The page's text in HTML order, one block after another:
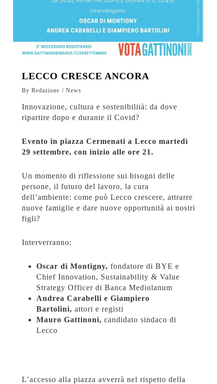
LECCO CRESCE ANCORA
By Redazione News
Innovazione, cultura e sostenibilità: da dove
ripartire dopo e durante il Covid?
Evento in piazza Cermenati a Lecco martedì
29 settembre, con inizio alle ore 21.
Un momento di riflessione sui bisogni delle
persone, il futuro del lavoro, la cura
dell’ambiente: come può Lecco crescere, attrarre
nuove famiglie e dare nuove opportunità ai nostri
figli?
Interverranno:
Oscar di Montigny, fondatore di BYE e
Chief Innovation, Sustainability & Value
Strategy Officer di Banca Mediolanum
Andrea Carabelli e Giampiero
Bartolini, attori e registi
Mauro Gattinoni, candidato sindaco di
Lecco
L’accesso alla piazza avverrà nel rispetto della